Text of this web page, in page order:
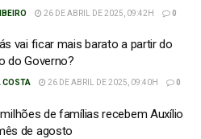
26 DE ABRIL DE 2025, 09:42H 0
vai ficar mais barato a partir do
do Governo?
COSTA 26 DE ABRIL DE 2025, 09:40H 0
de famílias recebem Auxílio
de agosto